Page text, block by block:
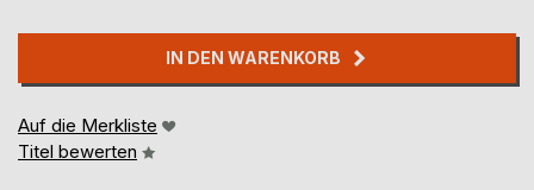
IN DEN WARENKORB
Auf die Merkliste
Titel bewerten